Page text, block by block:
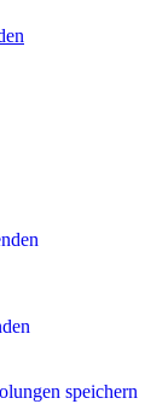
speichern